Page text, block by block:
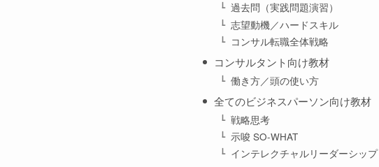
過去問（実践問題演習）
志望動機／ハードスキル
コンサル転職全体戦略
コンサルタント向け教材
働き方／頭の使い方
全てのビジネスパーソン向け教材
戦略思考
示唆 SO-WHAT
インテレクチャルリーダーシップ